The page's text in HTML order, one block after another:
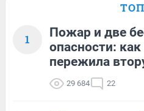
1
Пожар и две
опасности:
пережила
29 684 22